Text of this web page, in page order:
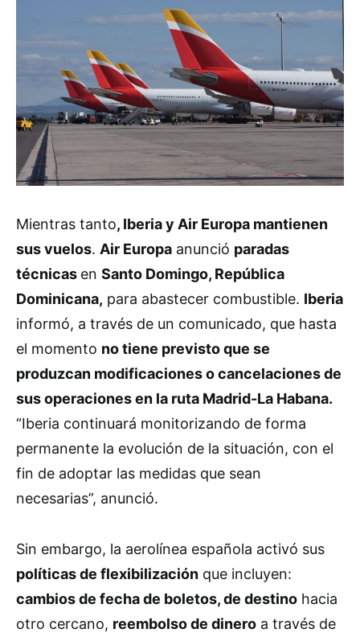
Mientras tanto, Iberia y Air Europa mantienen
sus vuelos. Air Europa anunció paradas
técnicas en Santo Domingo, República
Dominicana, para abastecer combustible. Iberia
informó, a través de un comunicado, que hasta
el momento no tiene previsto que se
produzcan modificaciones o cancelaciones de
sus operaciones en la ruta Madrid-La Habana.
“Iberia continuará monitorizando de forma
permanente la evolución de la situación, con el
fin de adoptar las medidas que sean
necesarias”, anunció.
Sin embargo, la aerolínea española activó sus
políticas de flexibilización que incluyen:
cambios de fecha de boletos, de destino hacia
otro cercano, reembolso de dinero a través de